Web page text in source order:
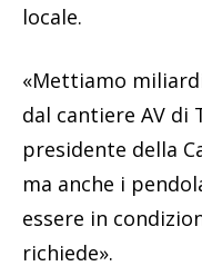
locale.
«Mettiamo
dal cantiere AV di
presidente della
ma anche i
essere in
richiede».